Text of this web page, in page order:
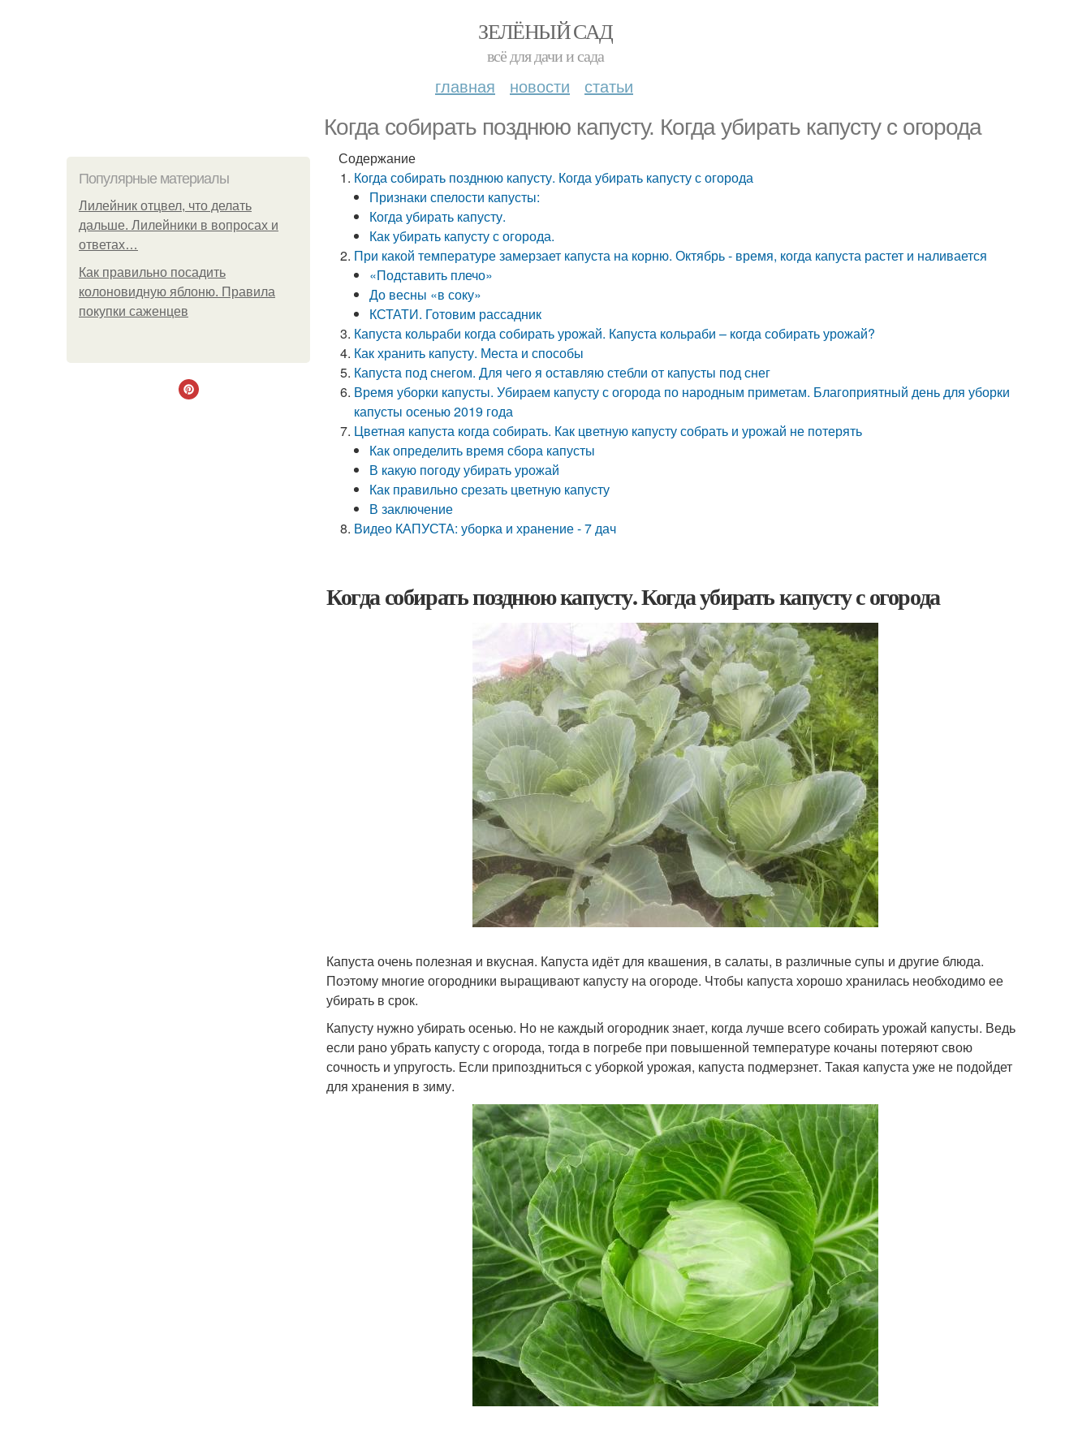
ЗЕЛЁНЫЙ САД
всё для дачи и сада
главная новости статьи
Когда собирать позднюю капусту. Когда убирать капусту с огорода
Популярные материалы
Лилейник отцвел, что делать
дальше. Лилейники в вопросах и
ответах…
Как правильно посадить
колоновидную яблоню. Правила
покупки саженцев
Содержание
Когда собирать позднюю капусту. Когда убирать капусту с огорода
Признаки спелости капусты:
Когда убирать капусту.
Как убирать капусту с огорода.
При какой температуре замерзает капуста на корню. Октябрь - время, когда капуста растет и наливается
«Подставить плечо»
До весны «в соку»
КСТАТИ. Готовим рассадник
Капуста кольраби когда собирать урожай. Капуста кольраби – когда собирать урожай?
Как хранить капусту. Места и способы
Капуста под снегом. Для чего я оставляю стебли от капусты под снег
Время уборки капусты. Убираем капусту с огорода по народным приметам. Благоприятный день для уборки
капусты осенью 2019 года
Цветная капуста когда собирать. Как цветную капусту собрать и урожай не потерять
Как определить время сбора капусты
В какую погоду убирать урожай
Как правильно срезать цветную капусту
В заключение
Видео КАПУСТА: уборка и хранение - 7 дач
Когда собирать позднюю капусту. Когда убирать капусту с огорода
Капуста очень полезная и вкусная. Капуста идёт для квашения, в салаты, в различные супы и другие блюда.
Поэтому многие огородники выращивают капусту на огороде. Чтобы капуста хорошо хранилась необходимо ее
убирать в срок.
Капусту нужно убирать осенью. Но не каждый огородник знает, когда лучше всего собирать урожай капусты. Ведь
если рано убрать капусту с огорода, тогда в погребе при повышенной температуре кочаны потеряют свою
сочность и упругость. Если припоздниться с уборкой урожая, капуста подмерзнет. Такая капуста уже не подойдет
для хранения в зиму.